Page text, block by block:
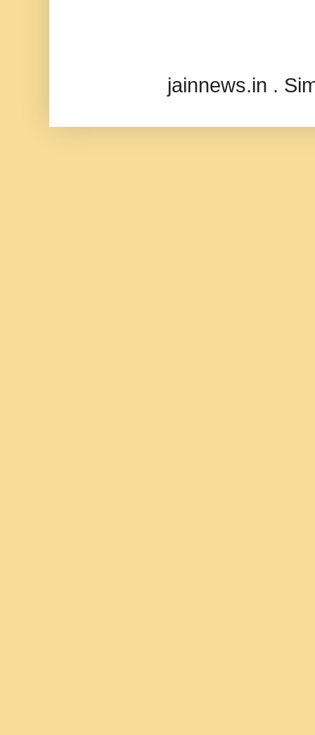
jainnews.in .